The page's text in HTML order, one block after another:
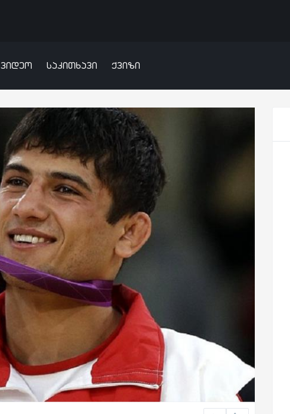
ვიდეო საკითხავი ქვიზი